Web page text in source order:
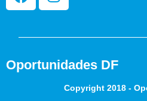
Oportunidades DF
Copyright 2018 -